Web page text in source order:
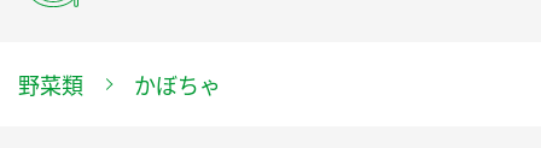
野菜類 かぼちゃ